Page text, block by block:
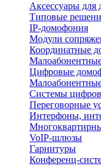
Аксессуары для
Типовые
IP-домофония
Модули
Координатные
Цифровые
Системы
Переговорные
Интерфоны,
VoIP-шлюзы
Гарнитуры
Конференц-